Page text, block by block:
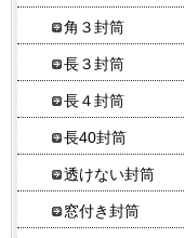
角３封筒
長３封筒
長４封筒
長40封筒
透けない封筒
窓付き封筒